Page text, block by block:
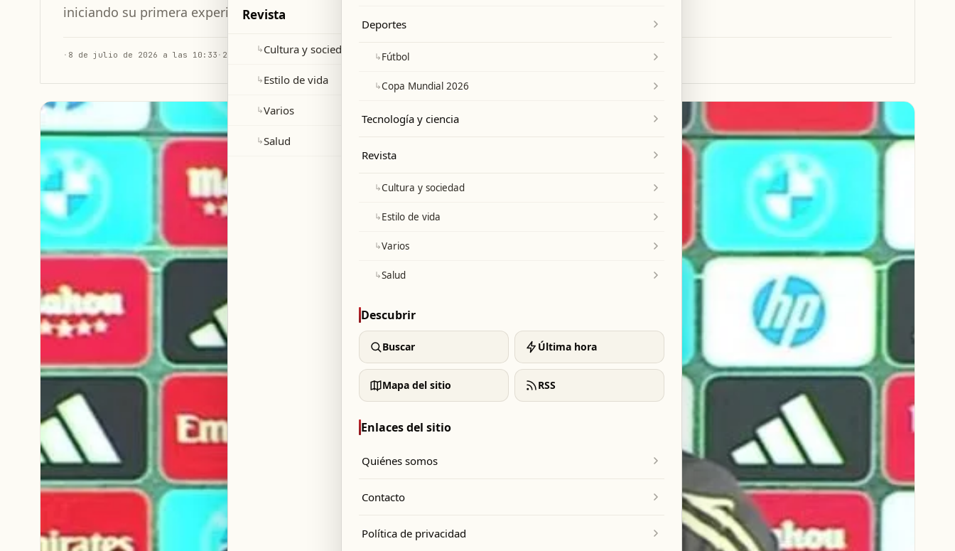
iniciando su primera experiencia completa fuera del Real Madrid.
· 8 de julio de 2026 a las 10:33 · 2 min de lectura
Revista
↳Cultura y sociedad
↳Estilo de vida
↳Varios
↳Salud
Deportes
↳Fútbol
↳Copa Mundial 2026
Tecnología y ciencia
Revista
↳Cultura y sociedad
↳Estilo de vida
↳Varios
↳Salud
Descubrir
Buscar Última hora
Mapa del sitio RSS
Enlaces del sitio
Quiénes somos
Contacto
Política de privacidad